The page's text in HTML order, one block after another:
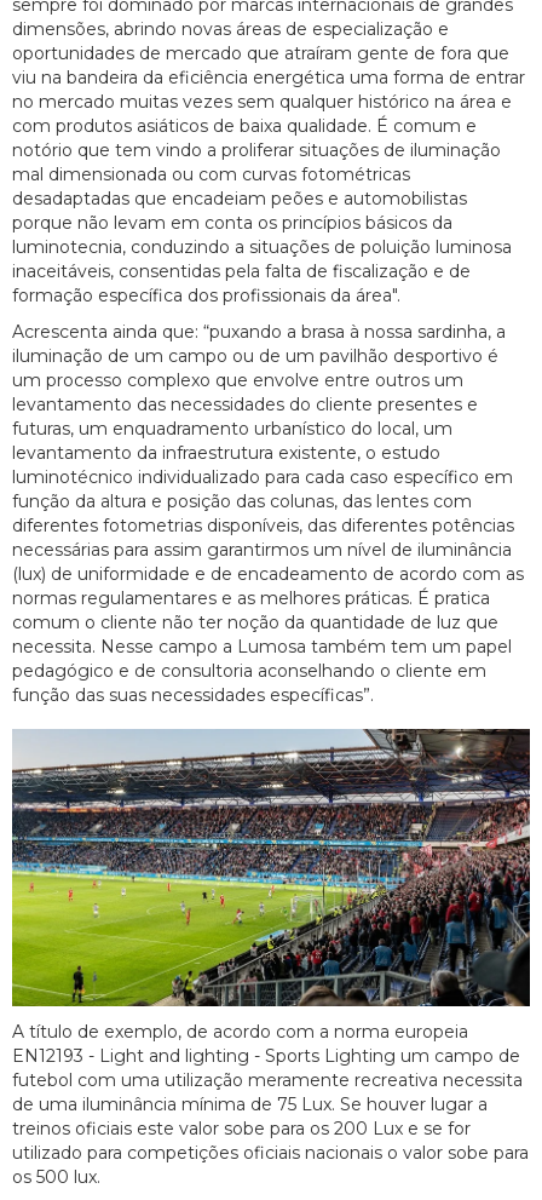
sempre foi dominado por marcas internacionais de grandes
dimensões, abrindo novas áreas de especialização e
oportunidades de mercado que atraíram gente de fora que
viu na bandeira da eficiência energética uma forma de entrar
no mercado muitas vezes sem qualquer histórico na área e
com produtos asiáticos de baixa qualidade. É comum e
notório que tem vindo a proliferar situações de iluminação
mal dimensionada ou com curvas fotométricas
desadaptadas que encadeiam peões e automobilistas
porque não levam em conta os princípios básicos da
luminotecnia, conduzindo a situações de poluição luminosa
inaceitáveis, consentidas pela falta de fiscalização e de
formação específica dos profissionais da área".
Acrescenta ainda que: “puxando a brasa à nossa sardinha, a
iluminação de um campo ou de um pavilhão desportivo é
um processo complexo que envolve entre outros um
levantamento das necessidades do cliente presentes e
futuras, um enquadramento urbanístico do local, um
levantamento da infraestrutura existente, o estudo
luminotécnico individualizado para cada caso específico em
função da altura e posição das colunas, das lentes com
diferentes fotometrias disponíveis, das diferentes potências
necessárias para assim garantirmos um nível de iluminância
(lux) de uniformidade e de encadeamento de acordo com as
normas regulamentares e as melhores práticas. É pratica
comum o cliente não ter noção da quantidade de luz que
necessita. Nesse campo a Lumosa também tem um papel
pedagógico e de consultoria aconselhando o cliente em
função das suas necessidades específicas”.
A título de exemplo, de acordo com a norma europeia
EN12193 - Light and lighting - Sports Lighting um campo de
futebol com uma utilização meramente recreativa necessita
de uma iluminância mínima de 75 Lux. Se houver lugar a
treinos oficiais este valor sobe para os 200 Lux e se for
utilizado para competições oficiais nacionais o valor sobe para
os 500 lux.